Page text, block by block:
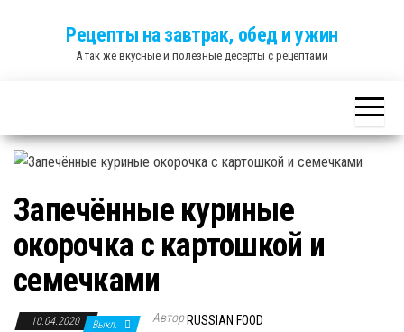
Рецепты на завтрак, обед и ужин
А так же вкусные и полезные десерты с рецептами
Запечённые куриные
окорочка с картошкой и
семечками
10.04.2020 Выкл. Автор RUSSIAN FOOD